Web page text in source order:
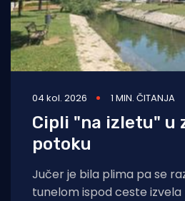
04 kol. 2026 1 MIN. ČITANJA
Cipli "na izletu" u
potoku
Jučer je bila plima pa se
tunelom ispod ceste